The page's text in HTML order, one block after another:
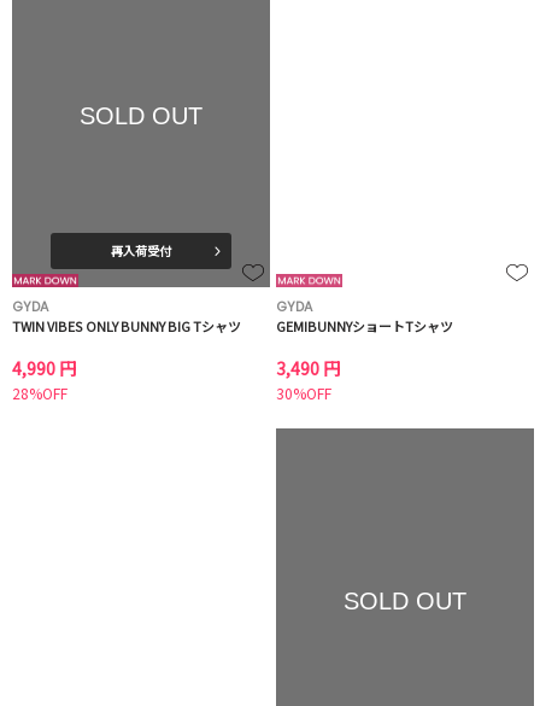
SOLD OUT
再入荷受付
GYDA
TWIN VIBES ONLY BUNNY BIG Tシャツ
4,990 円
28%OFF
GYDA
GEMIBUNNYショートTシャツ
3,490 円
30%OFF
SOLD OUT